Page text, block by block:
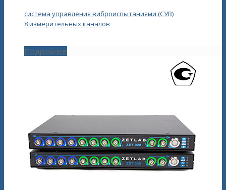
система управления виброиспытаниями (СУВ)
8 измерительных каналов
Подробнее